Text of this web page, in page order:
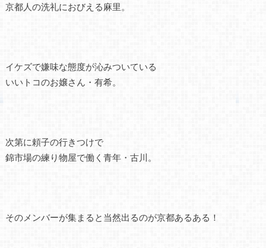
京都人の洗礼におびえる麻里。
イケズで嫌味な態度が沁みついている
いいトコのお嬢さん・有希。
次第に頼子の行きつけで
錦市場の練り物屋で働く青年・古川。
そのメンバーが集まると当然出るのが京都あるある！